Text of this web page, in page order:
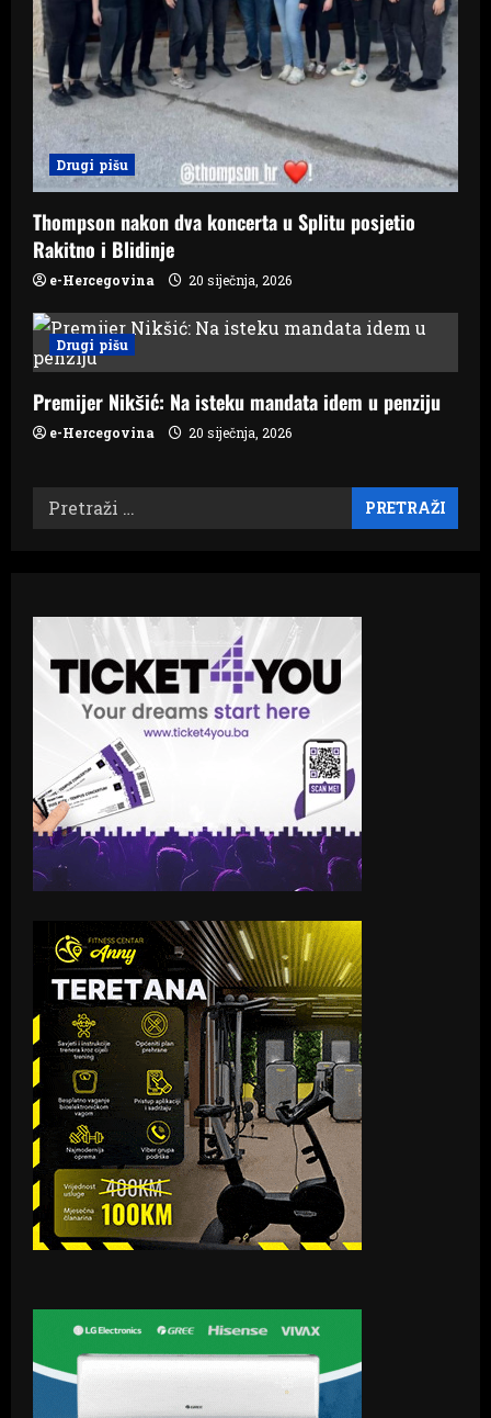
Drugi pišu
Thompson nakon dva koncerta u Splitu posjetio
Rakitno i Blidinje
e-Hercegovina 20 siječnja, 2026
Drugi pišu
Premijer Nikšić: Na isteku mandata idem u penziju
e-Hercegovina 20 siječnja, 2026
Pretraži: